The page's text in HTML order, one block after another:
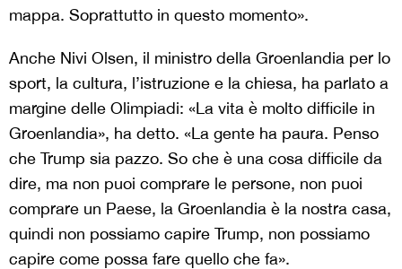
mappa. Soprattutto in questo momento».
Anche Nivi Olsen, il ministro della Groenlandia per lo
sport, la cultura, l’istruzione e la chiesa, ha parlato a
margine delle Olimpiadi: «La vita è molto difficile in
Groenlandia», ha detto. «La gente ha paura. Penso
che Trump sia pazzo. So che è una cosa difficile da
dire, ma non puoi comprare le persone, non puoi
comprare un Paese, la Groenlandia è la nostra casa,
quindi non possiamo capire Trump, non possiamo
capire come possa fare quello che fa».